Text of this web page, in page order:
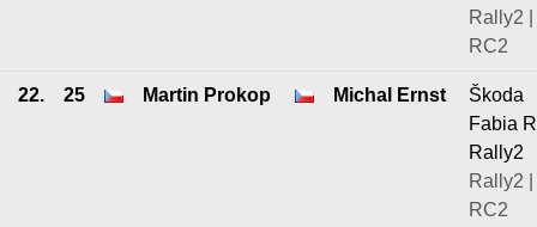
Rally2 |
RC2
22. 25 Martin Prokop Michal Ernst
Škoda
Fabia
Rally2
Rally2 |
RC2